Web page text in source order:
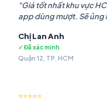
"Giá tốt nhất khu vực
app dùng mượt. Sẽ ủng
Chị Lan Anh
✓ Đã xác minh
Quận 12, TP. HCM
⭐⭐⭐⭐⭐